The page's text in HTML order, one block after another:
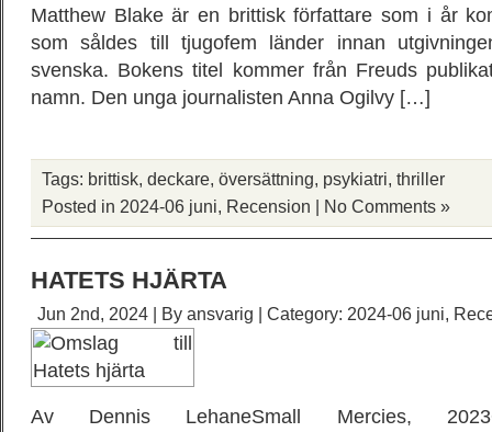
Matthew Blake är en brittisk författare som i år
som såldes till tjugofem länder innan
svenska. Bokens titel kommer från Freuds
namn. Den unga journalisten Anna Ogilvy […]
Tags: brittisk, deckare, översättning, psykiatri, thriller
Posted in 2024-06 juni, Recension | No Comments »
HATETS HJÄRTA
Jun 2nd, 2024 | By ansvarig | Category: 2024-06 juni,
Av Dennis LehaneSmall Mercies,